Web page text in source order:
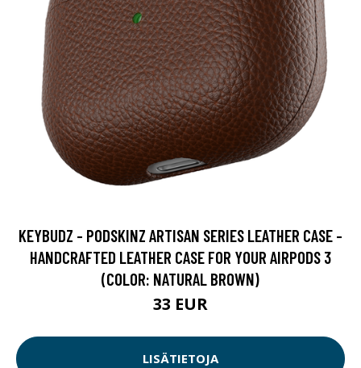
KEYBUDZ - PODSKINZ ARTISAN SERIES LEATHER CASE -
HANDCRAFTED LEATHER CASE FOR YOUR AIRPODS 3
(COLOR: NATURAL BROWN)
33 EUR
LISÄTIETOJA